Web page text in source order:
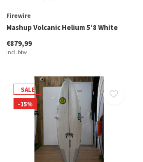
Firewire
Mashup Volcanic Helium 5’8 White
€879,99
Incl. btw
SALE
-15%